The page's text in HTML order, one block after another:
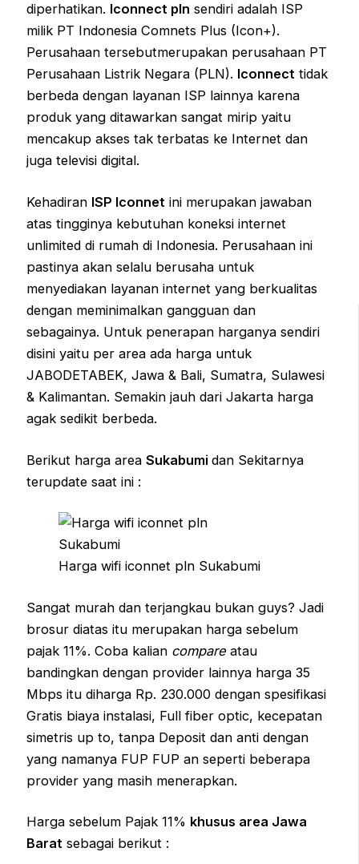
diperhatikan. Iconnect pln sendiri adalah ISP
milik PT Indonesia Comnets Plus (Icon+).
Perusahaan tersebutmerupakan perusahaan PT
Perusahaan Listrik Negara (PLN). Iconnect tidak
berbeda dengan layanan ISP lainnya karena
produk yang ditawarkan sangat mirip yaitu
mencakup akses tak terbatas ke Internet dan
juga televisi digital.
Kehadiran ISP Iconnet ini merupakan jawaban
atas tingginya kebutuhan koneksi internet
unlimited di rumah di Indonesia. Perusahaan ini
pastinya akan selalu berusaha untuk
menyediakan layanan internet yang berkualitas
dengan meminimalkan gangguan dan
sebagainya. Untuk penerapan harganya sendiri
disini yaitu per area ada harga untuk
JABODETABEK, Jawa & Bali, Sumatra, Sulawesi
& Kalimantan. Semakin jauh dari Jakarta harga
agak sedikit berbeda.
Berikut harga areaSukabumidan Sekitarnya
terupdate saat ini :
Harga wifi iconnet pln Sukabumi
Sangat murah dan terjangkau bukan guys? Jadi
brosur diatas itu merupakan harga sebelum
pajak 11%. Coba kalian compareatau
bandingkan dengan provider lainnya harga 35
Mbps itu diharga Rp. 230.000 dengan spesifikasi
Gratis biaya instalasi, Full fiber optic, kecepatan
simetris up to, tanpa Deposit dan anti dengan
yang namanya FUP FUP an seperti beberapa
provider yang masih menerapkan.
Harga sebelum Pajak 11% khusus area Jawa
Barat sebagai berikut :